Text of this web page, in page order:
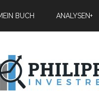
BUCH ANALYSEN+